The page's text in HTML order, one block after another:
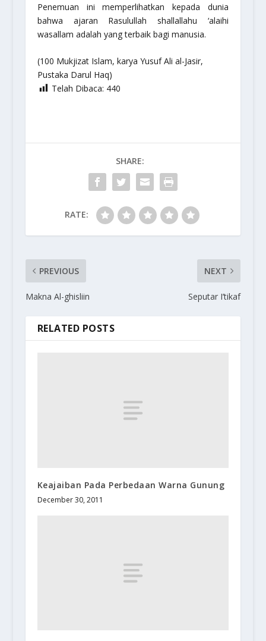
Penemuan ini memperlihatkan kepada dunia
bahwa ajaran Rasulullah shallallahu ‘alaihi
wasallam adalah yang terbaik bagi manusia.
(100 Mukjizat Islam, karya Yusuf Ali al-Jasir,
Pustaka Darul Haq)
Telah Dibaca: 440
SHARE:
RATE:
PREVIOUS
Makna Al-ghisliin
NEXT
Seputar I’tikaf
RELATED POSTS
Keajaiban Pada Perbedaan Warna Gunung
December 30, 2011